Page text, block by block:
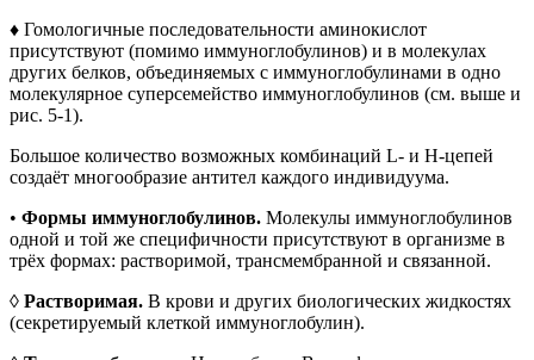
♦ Гомологичные последовательности аминокислот
присутствуют (помимо иммуноглобулинов) и в молекулах
других белков, объединяемых с иммуноглобулинами в одно
молекулярное суперсемейство иммуноглобулинов (см. выше и
рис. 5-1).
Большое количество возможных комбинаций L- и H-цепей
создаёт многообразие антител каждого индивидуума.
• Формы иммуноглобулинов. Молекулы иммуноглобулинов
одной и той же специфичности присутствуют в организме в
трёх формах: растворимой, трансмембранной и связанной.
◊ Растворимая. В крови и других биологических жидкостях
(секретируемый клеткой иммуноглобулин).